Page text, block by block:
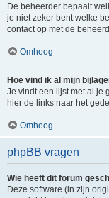
De beheerder bepaalt
je niet zeker bent welke
contact op met de
Omhoog
Hoe vind ik al mijn
Je vindt een lijst met al je
hier de links naar het
Omhoog
phpBB vragen
Wie heeft dit forum
Deze software (in zijn